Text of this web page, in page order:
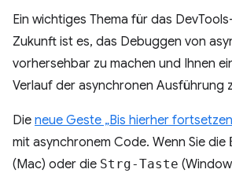
Ein wichtiges Thema für das
Zukunft ist es, das Debuggen von
vorhersehbar zu machen und Ihnen
Verlauf der asynchronen Ausführung
Die neue Geste „Bis hierher
mit asynchronem Code. Wenn Sie die
(Mac) oder die Strg-Taste